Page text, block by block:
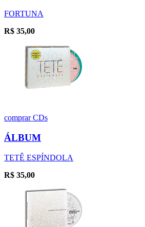
FORTUNA
R$ 35,00
comprarCDs
ÁLBUM
TETÊ ESPÍNDOLA
R$ 35,00